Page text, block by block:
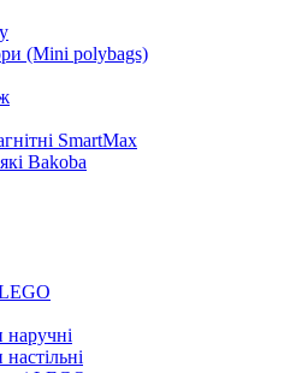
(Mini polybags)
SmartMax
Bakoba